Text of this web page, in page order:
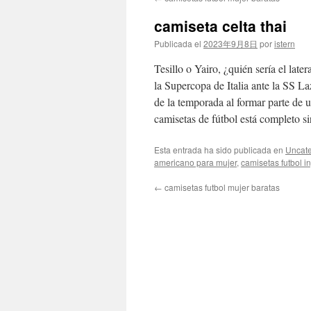
contenido
camiseta celta thai
Publicada el 2023年9月8日 poristern
Tesillo o Yairo, ¿quién sería el
la Supercopa de Italia ante la SS
de la temporada al formar parte
camisetas de fútbol está completo
Esta entrada ha sido publicada en
americano para mujer, camisetas futbol
← camisetas futbol mujer baratas